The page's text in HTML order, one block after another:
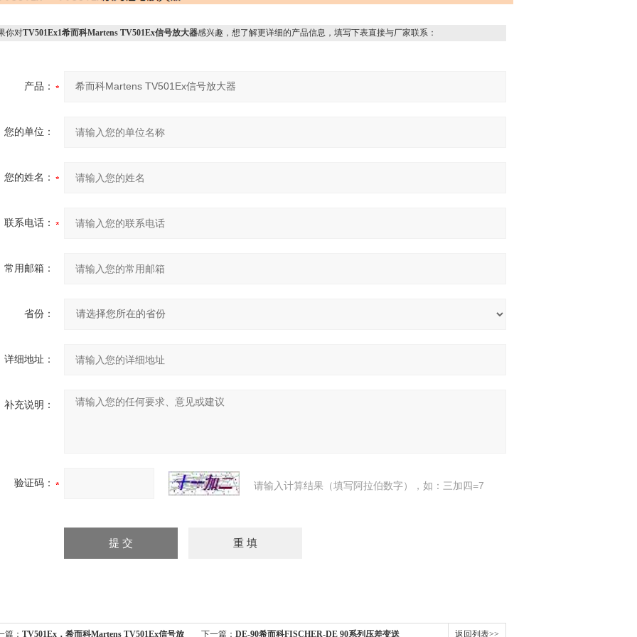
对TV501Ex1希而科Martens TV501Ex信号放大器感兴趣，想了解更详细的产品信息，填写下表直接与厂家联系：
产品：
您的单位：
您的姓名：
联系电话：
常用邮箱：
省份：
详细地址：
补充说明：
验证码： 请输入计算结果（填写阿拉伯数字），如：三加四=7
篇： TV501Ex，希而科Martens TV501Ex信号放 下一篇： DE-90希而科FISCHER-DE 90系列压差变送 返回列表>>